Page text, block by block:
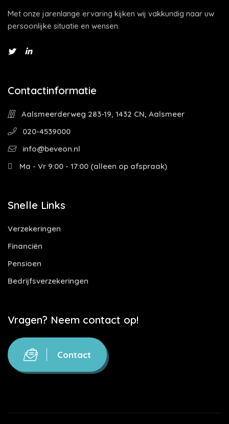
Met onze jarenlange ervaring kijken wij vakkundig naar uw
persoonlijke situatie en wensen.
Contactinformatie
Aalsmeerderweg 283-19, 1432 CN, Aalsmeer
020-4539000
info@beveon.nl
Ma - Vr 9:00 - 17:00 (alleen op afspraak)
Snelle Links
Verzekeringen
Financiën
Pensioen
Bedrijfsverzekeringen
Vragen? Neem contact op!
Contact